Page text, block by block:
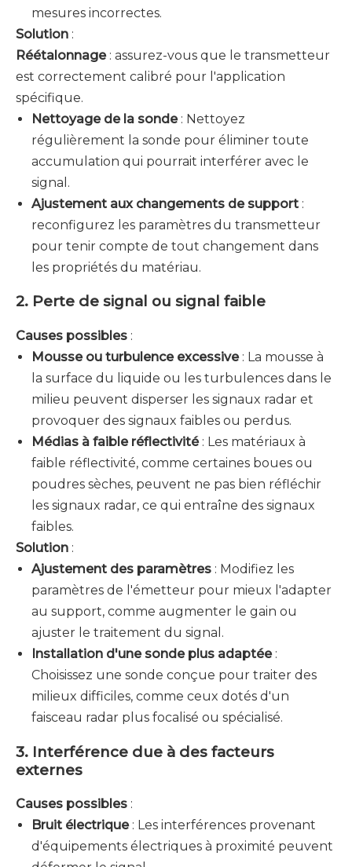
mesures incorrectes.
Solution :
Réétalonnage: assurez-vous que le transmetteur
est correctement calibré pour l'application
spécifique.
Nettoyage de la sonde : Nettoyez
régulièrement la sonde pour éliminer toute
accumulation qui pourrait interférer avec le
signal.
Ajustement aux changements de support :
reconfigurez les paramètres du transmetteur
pour tenir compte de tout changement dans
les propriétés du matériau.
2. Perte de signal ou signal faible
Causes possibles :
Mousse ou turbulence excessive : La mousse à
la surface du liquide ou les turbulences dans le
milieu peuvent disperser les signaux radar et
provoquer des signaux faibles ou perdus.
Médias à faible réflectivité : Les matériaux à
faible réflectivité, comme certaines boues ou
poudres sèches, peuvent ne pas bien réfléchir
les signaux radar, ce qui entraîne des signaux
faibles.
Solution :
Ajustement des paramètres : Modifiez les
paramètres de l'émetteur pour mieux l'adapter
au support, comme augmenter le gain ou
ajuster le traitement du signal.
Installation d'une sonde plus adaptée :
Choisissez une sonde conçue pour traiter des
milieux difficiles, comme ceux dotés d'un
faisceau radar plus focalisé ou spécialisé.
3. Interférence due à des facteurs
externes
Causes possibles :
Bruit électrique : Les interférences provenant
d'équipements électriques à proximité peuvent